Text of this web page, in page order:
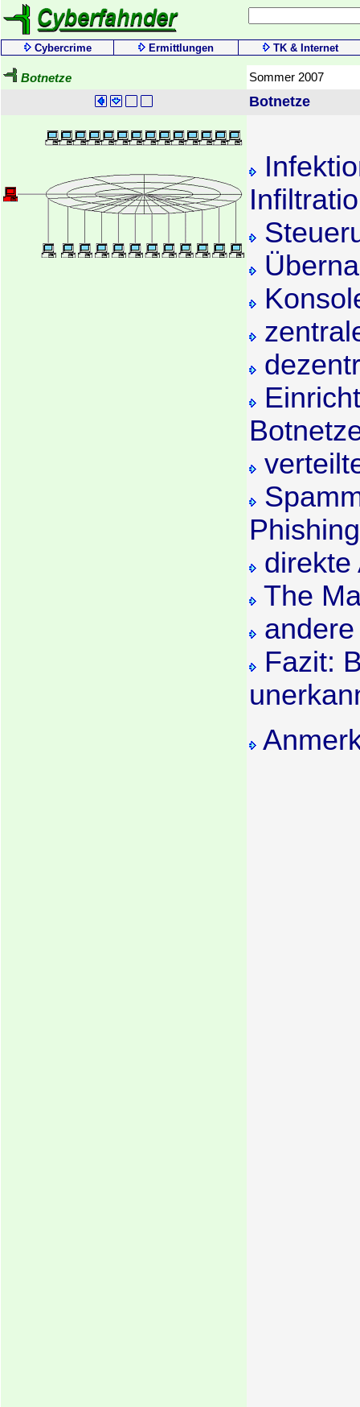
Cybercrime Ermittlungen TK & Internet
Botnetze Sommer 2007
Botnetze
Phishing
direkte
The
Fazit: